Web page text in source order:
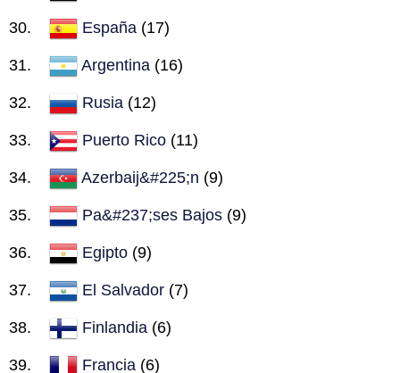
España (17)
Argentina (16)
Rusia (12)
Puerto Rico (11)
Azerbaij&#225;n (9)
Pa&#237;ses Bajos (9)
Egipto (9)
El Salvador (7)
Finlandia (6)
Francia (6)